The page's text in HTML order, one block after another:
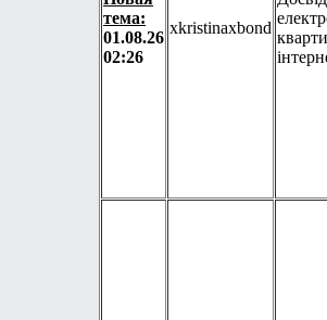
тема:
01.08.26
02:26
xkristinaxbond